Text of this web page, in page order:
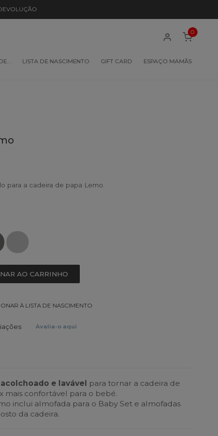
LISTA DE NASCIMENTO GIFT CARD ESPAÇO MAMÃS
0
para a cadeira de papa Lemo.
AO CARRINHO
À LISTA DE NASCIMENTO
Avalia-o aqui
e lavável para tornar a cadeira de
mais confortável para o bebé.
inclui almofada para o Baby Set e almofadas
da cadeira.